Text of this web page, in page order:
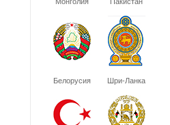
Белорусия Шри-Ланка